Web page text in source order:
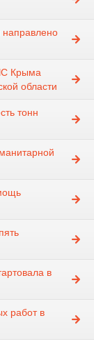
Крыма
области
тонн
в
работ в